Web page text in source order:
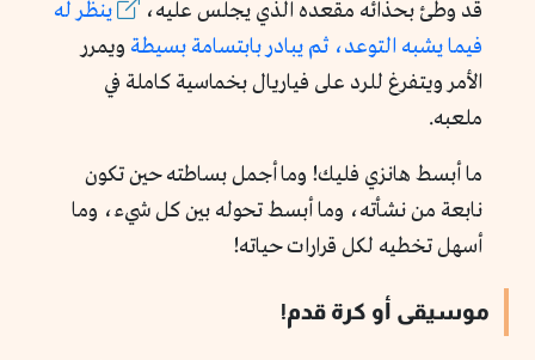
قد وطئ بحذائه مقعده الذي يجلس عليه،
ينظر له
فيما يشبه التوعد، ثم يبادر بابتسامة بسيطة ويمرر
الأمر ويتفرغ للرد على فياريال بخماسية كاملة في
ملعبه.
ما أبسط هانزي فليك! وما أجمل بساطته حين تكون
نابعة من نشأته، وما أبسط تحوله بين كل شيء، وما
أسهل تخطيه لكل قرارات حياته!
موسيقى أو كرة قدم!